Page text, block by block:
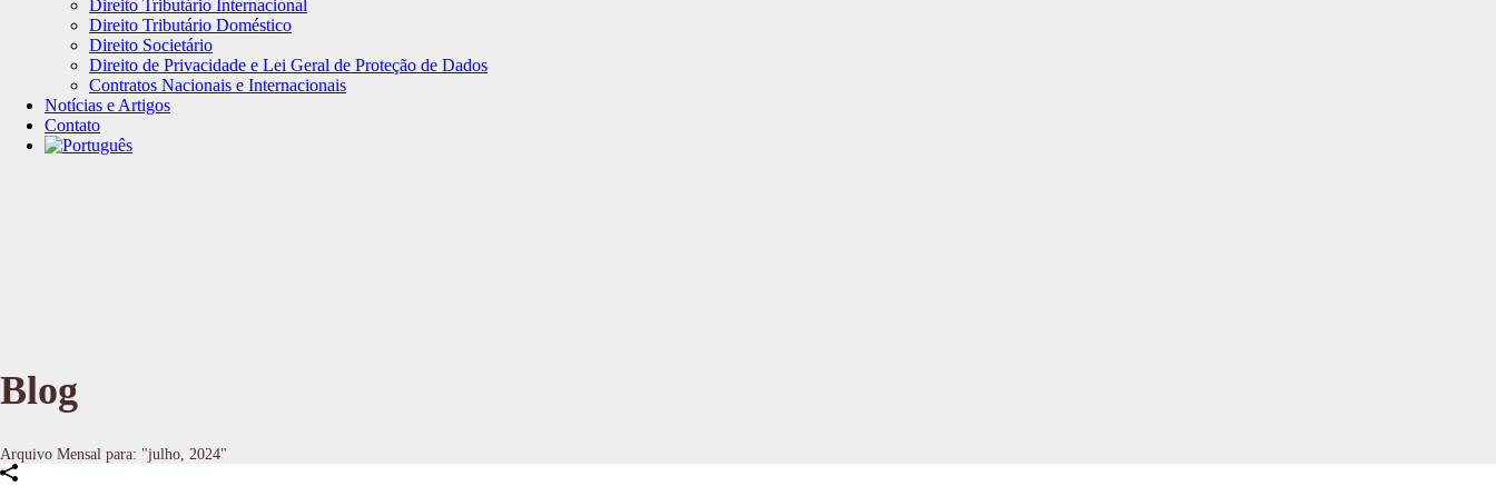
Direito Tributário Internacional
Direito Tributário Doméstico
Direito Societário
Direito de Privacidade e Lei Geral de Proteção de Dados
Contratos Nacionais e Internacionais
Notícias e Artigos
Contato
Blog
Arquivo Mensal para: "julho, 2024"